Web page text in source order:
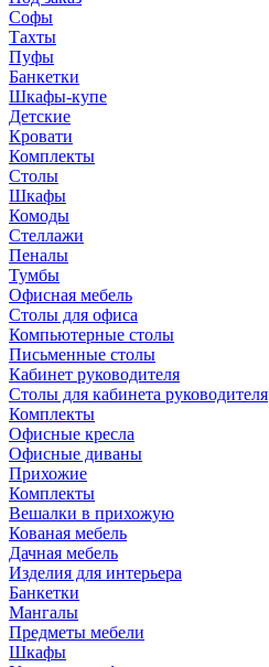
Софы
Тахты
Пуфы
Банкетки
Шкафы-купе
Детские
Кровати
Комплекты
Столы
Шкафы
Комоды
Стеллажи
Пеналы
Тумбы
Офисная мебель
Столы для офиса
Компьютерные столы
Письменные столы
Кабинет руководителя
Столы для кабинета руководителя
Комплекты
Офисные кресла
Офисные диваны
Прихожие
Комплекты
Вешалки в прихожую
Кованая мебель
Дачная мебель
Изделия для интерьера
Банкетки
Мангалы
Предметы мебели
Шкафы